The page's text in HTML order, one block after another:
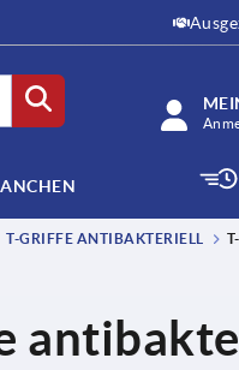
T-GRIFFE ANTIBAKTERIELL